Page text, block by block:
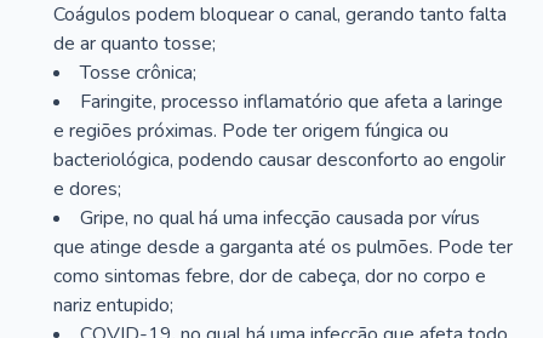
Coágulos podem bloquear o canal, gerando tanto falta
de ar quanto tosse;
Tosse crônica;
Faringite, processo inflamatório que afeta a laringe
e regiões próximas. Pode ter origem fúngica ou
bacteriológica, podendo causar desconforto ao engolir
e dores;
Gripe, no qual há uma infecção causada por vírus
que atinge desde a garganta até os pulmões. Pode ter
como sintomas febre, dor de cabeça, dor no corpo e
nariz entupido;